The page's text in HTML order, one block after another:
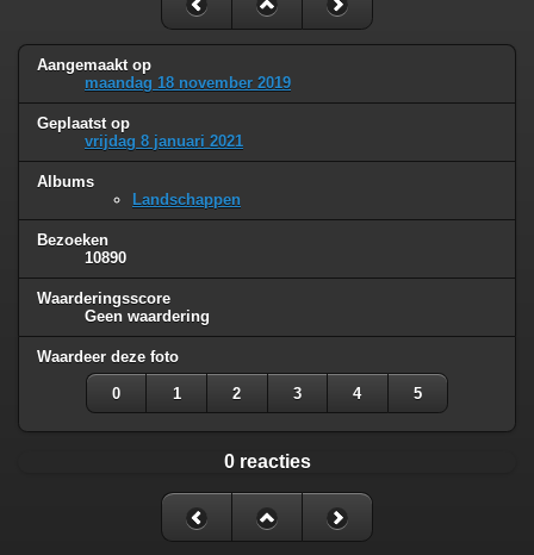
Aangemaakt op
maandag 18 november 2019
Geplaatst op
vrijdag 8 januari 2021
Albums
Landschappen
Bezoeken
10890
Waarderingsscore
Geen waardering
Waardeer deze foto
0 1 2 3 4 5
0 reacties